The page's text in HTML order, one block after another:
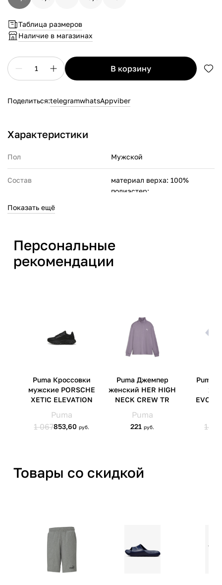
Таблица размеров
Наличие в магазинах
1 в корзину
Поделиться:telegramwhatsAppviber
Характеристики
Пол Мужской
Состав
материал верха: 100%
полиэстер;
этиленвинилацетат,
Страна производства Китай
135916-T1
Импортер
ООО 'Клермонт' 231741,
Гродненская обл.,
Гродненский р-н, а/г Гожа,
ул.Школьная, д.5, к.13
Показать ещё
Персональные
рекомендации
Товары со скидкой